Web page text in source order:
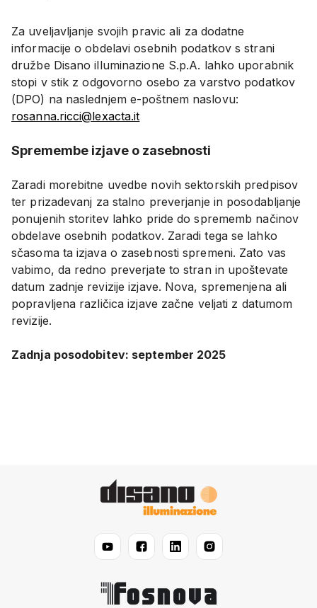
Za uveljavljanje svojih pravic ali za dodatne
informacije o obdelavi osebnih podatkov s strani
družbe Disano illuminazione S.p.A. lahko uporabnik
stopi v stik z odgovorno osebo za varstvo podatkov
(DPO) na naslednjem e-poštnem naslovu:
rosanna.ricci@lexacta.it
Spremembe izjave o zasebnosti
Zaradi morebitne uvedbe novih sektorskih predpisov
ter prizadevanj za stalno preverjanje in posodabljanje
ponujenih storitev lahko pride do sprememb načinov
obdelave osebnih podatkov. Zaradi tega se lahko
sčasoma ta izjava o zasebnosti spremeni. Zato vas
vabimo, da redno preverjate to stran in upoštevate
datum zadnje revizije izjave. Nova, spremenjena ali
popravljena različica izjave začne veljati z datumom
revizije.
Zadnja posodobitev: september 2025